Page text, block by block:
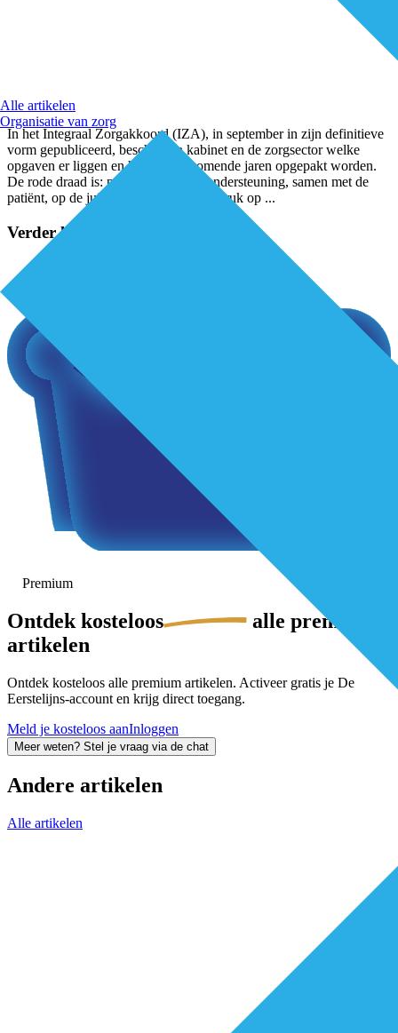
Alle artikelen
Organisatie van zorg
In het Integraal Zorgakkoord (IZA), in september in zijn definitieve
vorm gepubliceerd, beschrijven kabinet en de zorgsector welke
opgaven er liggen en hoe die de komende jaren opgepakt worden.
De rode draad is: passende zorg en ondersteuning, samen met de
patiënt, op de juiste plek en met de nadruk op ...
Verder lezen?
Premium
Ontdek kosteloos
alle premium-
artikelen
Ontdek kosteloos alle premium artikelen. Activeer gratis je De
Eerstelijns-account en krijg direct toegang.
Meld je kosteloos aanInloggen
Meer weten? Stel je vraag via de chat
Andere artikelen
Alle artikelen